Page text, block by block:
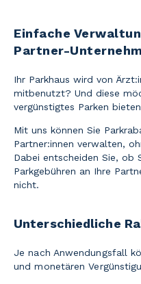
Einfache
Partner-
Ihr Parkhaus wird von
mitbenutzt? Und diese
vergünstigtes Parken
Mit uns können Sie
Partner:innen verwalten,
Dabei entscheiden Sie, ob
Parkgebühren an Ihre
nicht.
Unterschiedliche
Je nach Anwendungsfall
und monetären